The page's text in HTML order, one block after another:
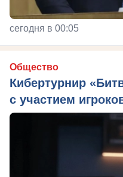
сегодня в 00:05
Общество
Кибертурнир
с участием